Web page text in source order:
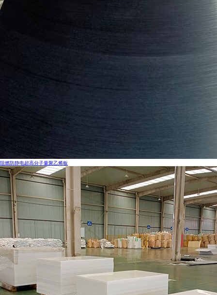
阻燃防静电超高分子量聚乙烯板